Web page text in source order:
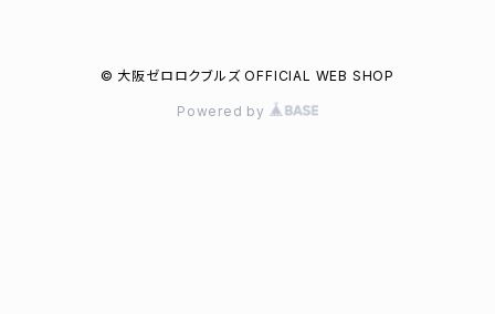
© 大阪ゼロロクブルズ OFFICIAL WEB SHOP
Powered by